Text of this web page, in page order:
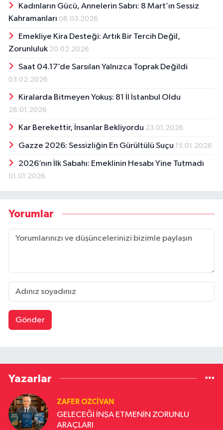
Kadınların Gücü, Annelerin Sabrı: 8 Mart’ın Sessiz
Kahramanları 08.03.2026
Emekliye Kira Desteği: Artık Bir Tercih Değil,
Zorunluluk 20.02.2026
Saat 04.17’de Sarsılan Yalnızca Toprak Değildi
03.02.2026
Kiralarda Bitmeyen Yokuş: 81 İl İstanbul Oldu
28.01.2026
Kar Berekettir, İnsanlar Bekliyordu 23.01.2026
Gazze 2026: Sessizliğin En Gürültülü Suçu 15.01.2026
2026’nın İlk Sabahı: Emeklinin Hesabı Yine Tutmadı
01.01.2026
Yorumlar
Gönder
Yazarlar
ZAFER OZCIVAN
GELECEĞİ İNŞA ETMENİN ZORUNLU
ARAÇLARI